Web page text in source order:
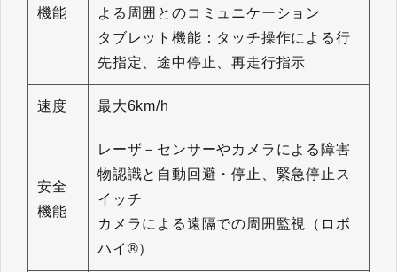
機能
よる周囲とのコミュニケーション
タブレット機能：タッチ操作による行
先指定、途中停止、再走行指示
速度 最大6km/h
安全
機能
レーザ－センサーやカメラによる障害
物認識と自動回避・停止、緊急停止ス
イッチ
カメラによる遠隔での周囲監視（ロボ
ハイ®）